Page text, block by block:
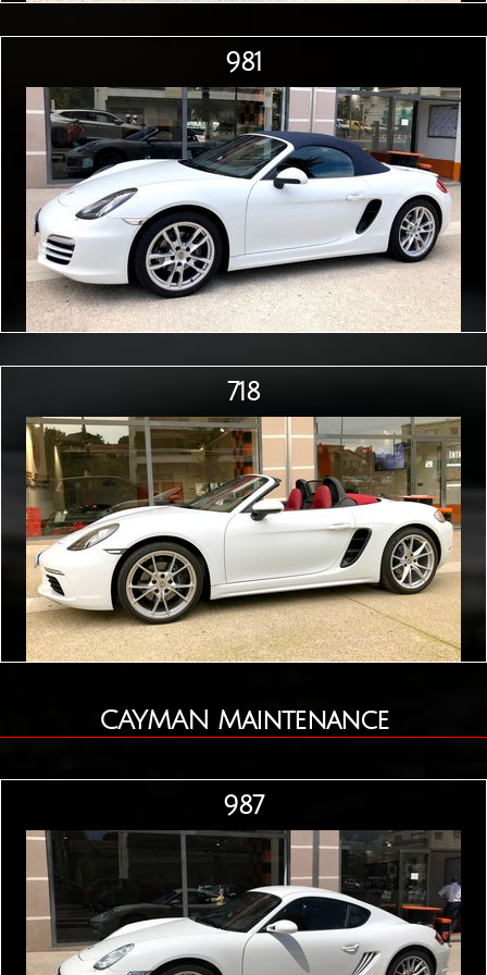
981
718
CAYMAN Maintenance
987